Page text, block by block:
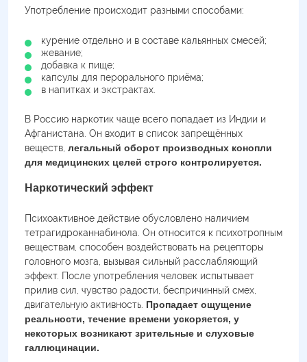
Употребление происходит разными способами:
курение отдельно и в составе кальянных смесей;
жевание;
добавка к пище;
капсулы для перорального приёма;
в напитках и экстрактах.
В Россию наркотик чаще всего попадает из Индии и
Афганистана. Он входит в список запрещённых
веществ, легальный оборот производных конопли
для медицинских целей строго контролируется.
Наркотический эффект
Психоактивное действие обусловлено наличием
тетрагидроканнабинола. Он относится к психотропным
веществам, способен воздействовать на рецепторы
головного мозга, вызывая сильный расслабляющий
эффект. После употребления человек испытывает
прилив сил, чувство радости, беспричинный смех,
двигательную активность. Пропадает ощущение
реальности, течение времени ускоряется, у
некоторых возникают зрительные и слуховые
галлюцинации.